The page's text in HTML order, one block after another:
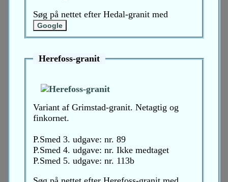
Søg på nettet efter Hedal-granit med
Herefoss-granit
Variant af Grimstad-granit. Netagtig og
finkornet.
P.Smed 3. udgave: nr. 89
P.Smed 4. udgave: nr. Ikke medtaget
P.Smed 5. udgave: nr. 113b